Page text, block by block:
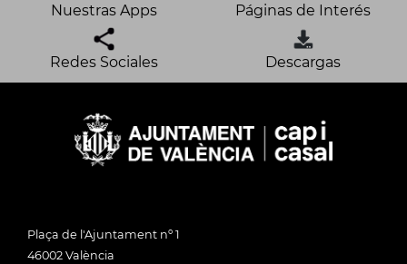
Nuestras Apps Páginas de Interés
Redes Sociales Descargas
Plaça de l'Ajuntament nº 1
46002 València